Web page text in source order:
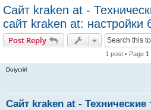
Сайт kraken at -
сайт kraken at: настройки
Post Reply
1 post • Page 1
Doiycrirl
Сайт kraken at -